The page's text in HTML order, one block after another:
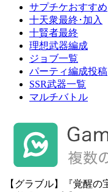
サプチケおすすめ
十天衆最終･加入
十賢者最終
理想武器編成
ジョブ一覧
パーティ編成投稿
SSR武器一覧
マルチバトル
【グラブル】『覚醒